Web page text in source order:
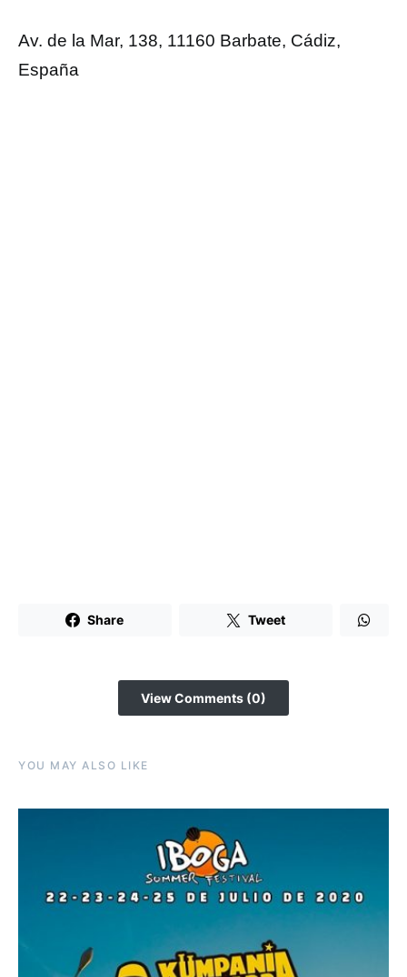
Av. de la Mar, 138, 11160 Barbate, Cádiz,
España
Share Tweet
View Comments (0)
YOU MAY ALSO LIKE